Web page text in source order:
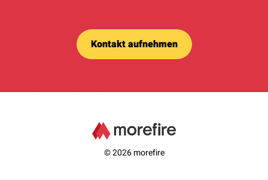
Kontakt aufnehmen
© 2026 morefire